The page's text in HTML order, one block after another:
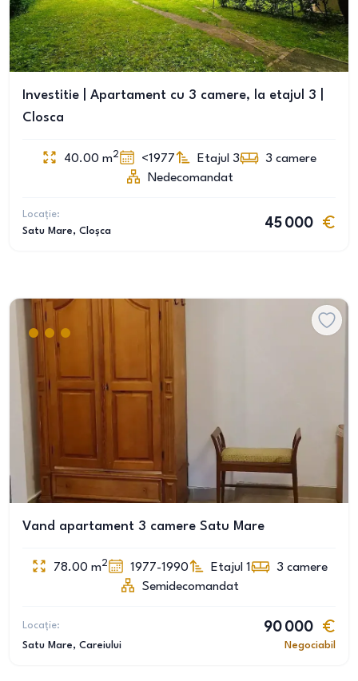
Investitie | Apartament cu 3 camere, la etajul 3 |
Closca
40.00 m2 <1977 Etajul 3 3 camere
Nedecomandat
Locație:
Satu Mare, Cloșca
45 000
Vand apartament 3 camere Satu Mare
78.00 m2 1977-1990 Etajul 1 3 camere
Semidecomandat
Locație:
Satu Mare, Careiului
90 000
Negociabil